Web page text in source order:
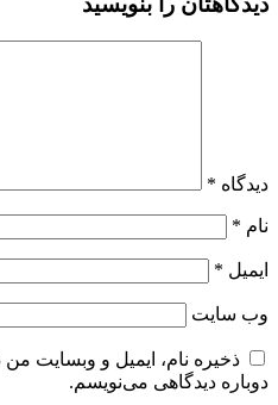
دیدگاه *
نام *
ایمیل *
وب‌ سایت
ذخیره نام، ایمیل و وبسایت
دوباره دیدگاهی می‌نویسم.